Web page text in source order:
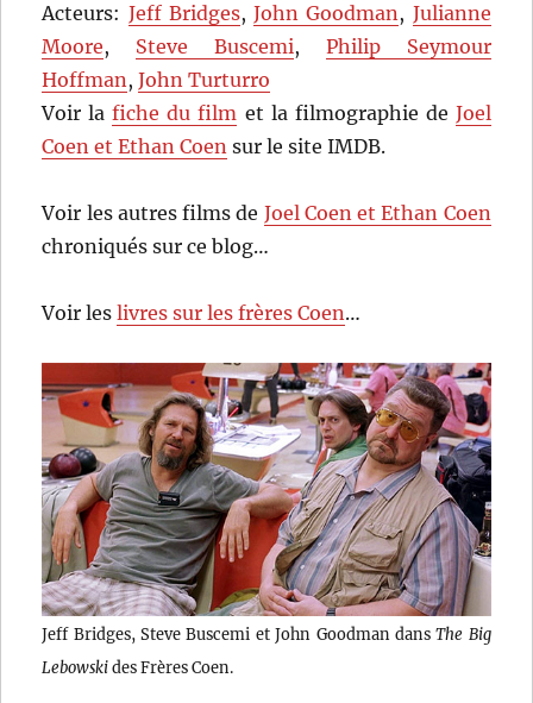
Acteurs: Jeff Bridges,John Goodman, Julianne
Moore, Steve Buscemi, Philip Seymour
Hoffman,John Turturro
Voir lafiche du film et la filmographie de Joel
Coen et Ethan Coen sur le site IMDB.
Voir les autres films de Joel Coen et Ethan Coen
chroniqués sur ce blog…
Voir leslivres sur les frères Coen…
Jeff Bridges, Steve Buscemi et John Goodman dansThe Big
Lebowskides Frères Coen.